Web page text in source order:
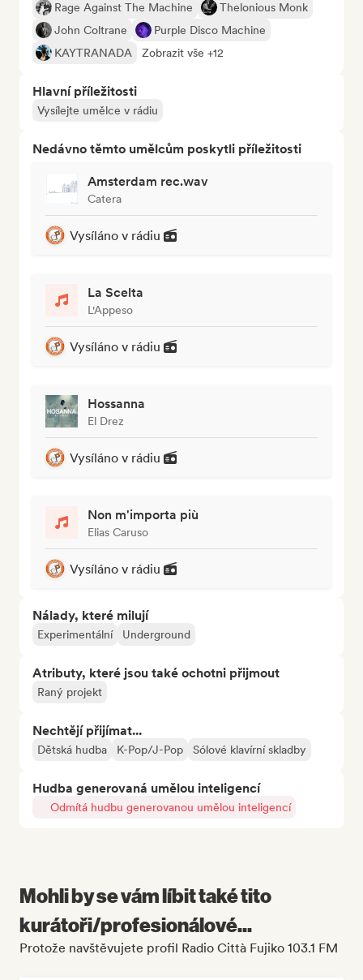
Rage Against The Machine
Thelonious Monk
John Coltrane
Purple Disco Machine
KAYTRANADA
Zobrazit vše +12
Hlavní příležitosti
Vysílejte umělce v rádiu
Nedávno těmto umělcům poskytli příležitosti
Amsterdam rec.wav
Catera
Vysíláno v rádiu
La Scelta
L'Appeso
Vysíláno v rádiu
Hossanna
El Drez
Vysíláno v rádiu
Non m'importa più
Elias Caruso
Vysíláno v rádiu
Nálady, které milují
Experimentální Underground
Atributy, které jsou také ochotni přijmout
Raný projekt
Nechtějí přijímat...
Dětská hudba K-Pop/J-Pop Sólové klavírní skladby
Hudba generovaná umělou inteligencí
Odmítá hudbu generovanou umělou inteligencí
Mohli by se vám líbit také tito
kurátoři/profesionálové...
Protože navštěvujete profil Radio Città Fujiko 103.1 FM